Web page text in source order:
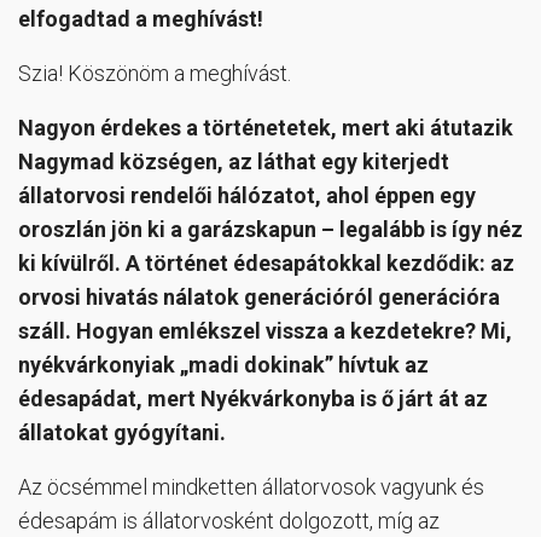
elfogadtad a meghívást!
Szia! Köszönöm a meghívást.
Nagyon érdekes a történetetek, mert aki átutazik
Nagymad községen, az láthat egy kiterjedt
állatorvosi rendelői hálózatot, ahol éppen egy
oroszlán jön ki a garázskapun – legalább is így néz
ki kívülről. A történet édesapátokkal kezdődik: az
orvosi hivatás nálatok generációról generációra
száll. Hogyan emlékszel vissza a kezdetekre? Mi,
nyékvárkonyiak „madi dokinak” hívtuk az
édesapádat, mert Nyékvárkonyba is ő járt át az
állatokat gyógyítani.
Az öcsémmel mindketten állatorvosok vagyunk és
édesapám is állatorvosként dolgozott, míg az